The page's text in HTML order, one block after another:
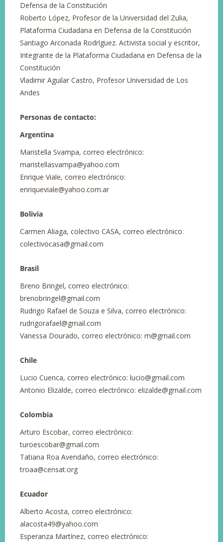
Defensa de la Constitución
Roberto López, Profesor de la Universidad del Zulia,
Plataforma Ciudadana en Defensa de la Constitución
Santiago Arconada Rodríguez. Activista social y escritor,
Integrante de la Plataforma Ciudadana en Defensa de la
Constitución
Vladimir Aguilar Castro, Profesor Universidad de Los
Andes
Personas de contacto:
Argentina
Maristella Svampa, correo electrónico:
maristellasvampa@yahoo.com
Enrique Viale, correo electrónico:
enriqueviale@yahoo.com.ar
Bolivia
Carmen Aliaga, colectivo CASA, correo electrónico:
colectivocasa@gmail.com
Brasil
Breno Bringel, correo electrónico:
brenobringel@gmail.com
Rudrigo Rafael de Souza e Silva, correo electrónico:
rudrigorafael@gmail.com
Vanessa Dourado, correo electrónico: m@gmail.com
Chile
Lucio Cuenca, correo electrónico: lucio@gmail.com
Antonio Elizalde, correo electrónico: elizalde@gmail.com
Colombia
Arturo Escobar, correo electrónico:
turoescobar@gmail.com
Tatiana Roa Avendaño, correo electrónico:
troaa@censat.org
Ecuador
Alberto Acosta, correo electrónico:
alacosta49@yahoo.com
Esperanza Martínez, correo electrónico: